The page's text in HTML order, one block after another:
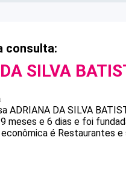
consulta:
SILVA
ADRIANA DA SILVA
9 meses e 6 dias e foi
é Restaurantes e